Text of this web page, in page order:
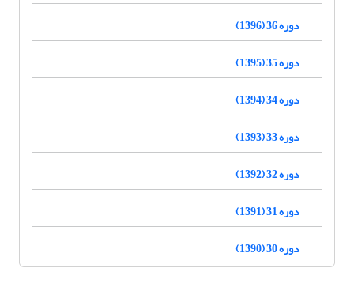
دوره 36 (1396)
دوره 35 (1395)
دوره 34 (1394)
دوره 33 (1393)
دوره 32 (1392)
دوره 31 (1391)
دوره 30 (1390)